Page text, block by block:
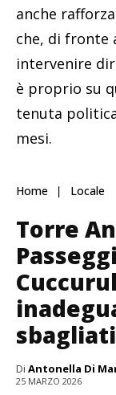
anche
che, di fronte
intervenire
è proprio su
tenuta
mesi.
Home Locale
Torre
Di Antonella Di
25 MARZO 2026